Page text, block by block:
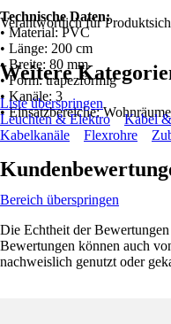
Technische Daten:
• Material: PVC
• Länge: 200 cm
• Breite: 80 mm
• Form: trapezförmig
• Kanäle: 3
• Einsatzbereiche:
Verantwortlich für
Weitere
Liste überspringen
Leuchten & Elektro
Kabel
Kabelkanäle
Flexrohre
Bereich überspringen
Die Echtheit der
Bewertungen können auch
nachweislich genutzt oder